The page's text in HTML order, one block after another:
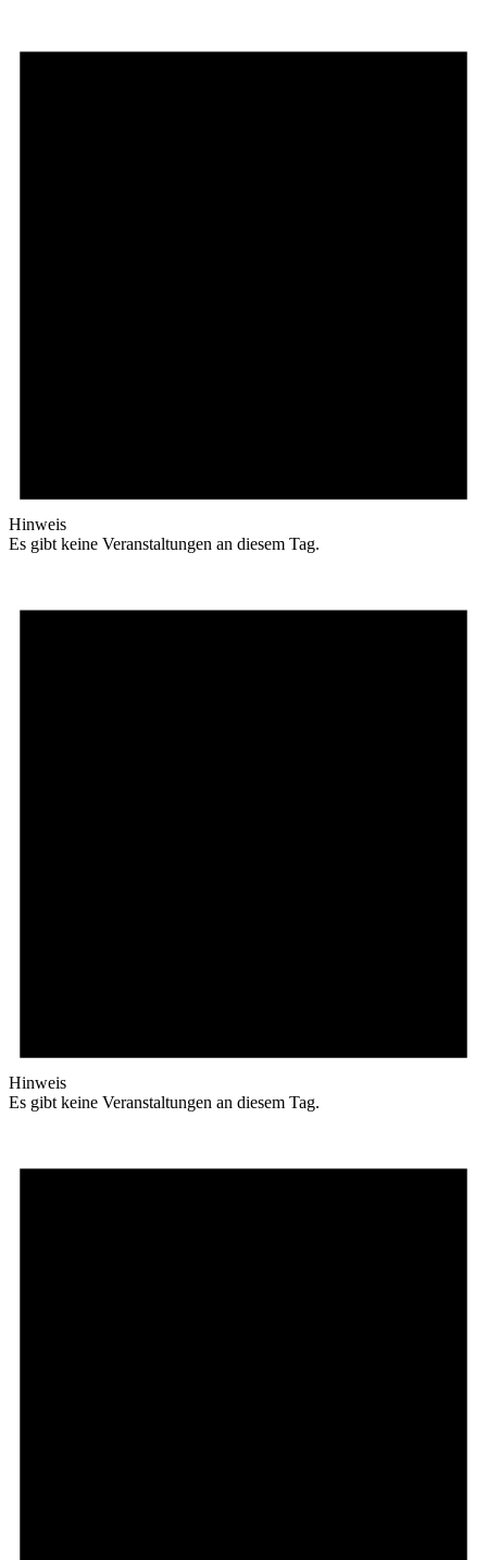
Hinweis
Es gibt keine Veranstaltungen an diesem Tag.
Hinweis
Es gibt keine Veranstaltungen an diesem Tag.